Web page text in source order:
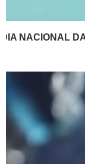
DIA NACIONAL